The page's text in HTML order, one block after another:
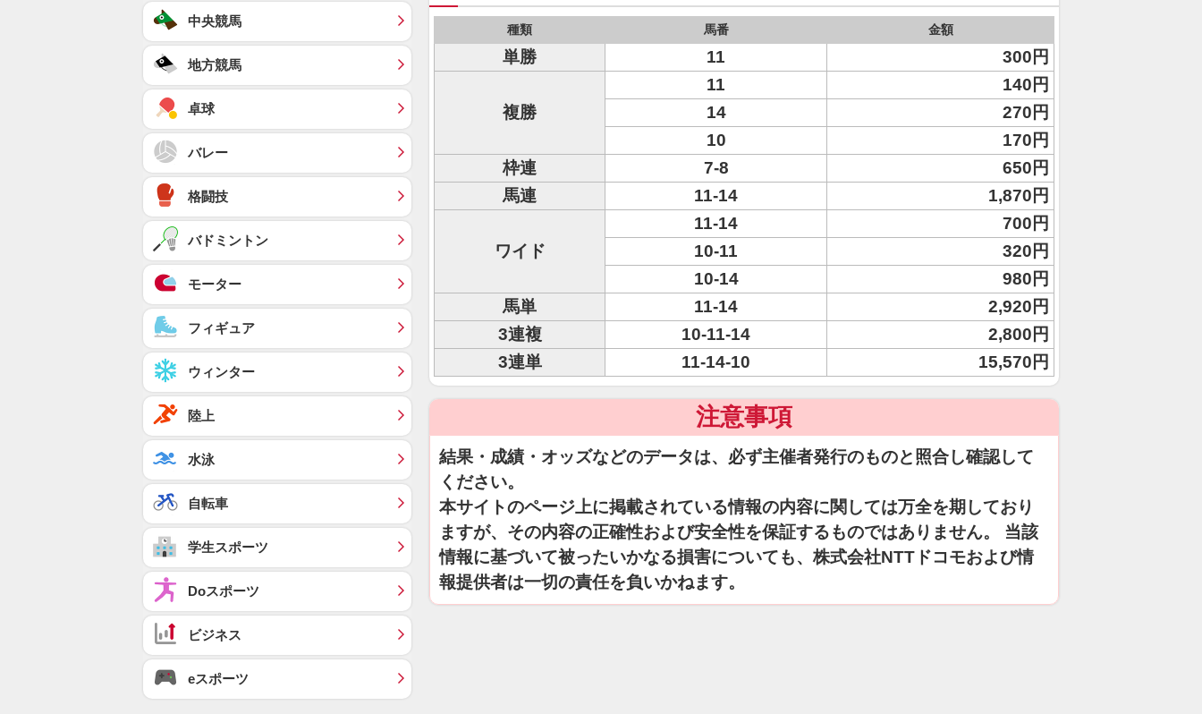
種類 馬番 金額
単勝 11 300円
複勝
11
140円
14
270円
10
170円
枠連
7-8
650円
馬連
11-14 1,870円
ワイド
11-14
700円
10-11
320円
10-14
980円
馬単
11-14
2,920円
3連複
10-11-14
2,800円
3連単
11-14-10 15,570円
注意事項
結果・成績・オッズなどのデータは、必ず主催者発行のものと照合し確認して
ください。
本サイトのページ上に掲載されている情報の内容に関しては万全を期しており
ますが、その内容の正確性および安全性を保証するものではありません。 当該
情報に基づいて被ったいかなる損害についても、株式会社NTTドコモおよび情
報提供者は一切の責任を負いかねます。
中央競馬
地方競馬
卓球
バレー
格闘技
バドミントン
モーター
フィギュア
ウィンター
陸上
水泳
自転車
学生スポーツ
Doスポーツ
ビジネス
eスポーツ